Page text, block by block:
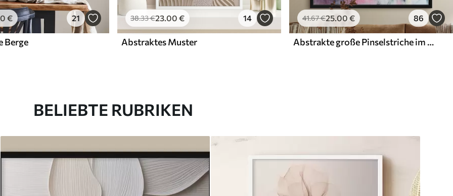
€ 21
Berge
38.33€23.00 € 14
Abstraktes Muster
41.67€25.00 € 86
Abstrakte große Pinselstriche im modernen Stil
BELIEBTE RUBRIKEN